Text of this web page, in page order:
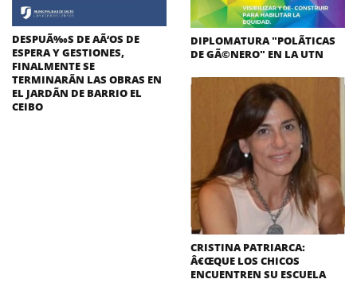
DESPUÃ‰S DE AÃ‘OS DE
ESPERA Y GESTIONES,
FINALMENTE SE
TERMINARÃN LAS OBRAS EN
EL JARDÃN DE BARRIO EL
CEIBO
DIPLOMATURA "POLÃ­TICAS
DE GÃ©NERO" EN LA UTN
CRISTINA PATRIARCA:
Â€ŒQUE LOS CHICOS
ENCUENTREN SU ESCUELA